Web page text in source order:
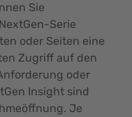
Sie
Serie
oder Seiten eine
Zugriff auf den
oder
Insight sind
Je